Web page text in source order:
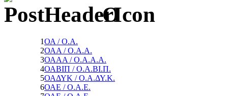
Ο
1ΟΑ / Ο.Α.
2ΟΑΑ / Ο.Α.Α.
3ΟΑΑΑ / Ο.Α.Α.Α.
4ΟΑΒΙΠ / Ο.Α.ΒΙ.Π.
5ΟΑΔΥΚ / Ο.Α.ΔΥ.Κ.
6ΟΑΕ / Ο.Α.Ε.